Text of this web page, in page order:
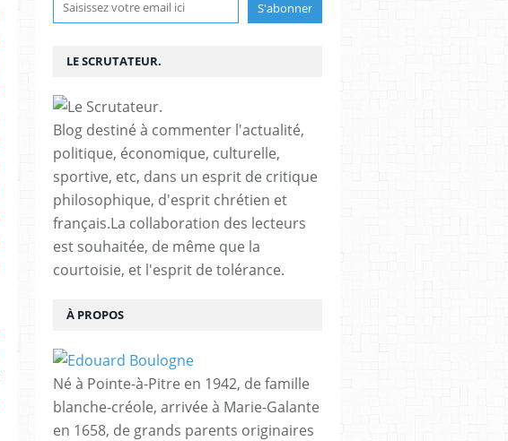
LE SCRUTATEUR.
Blog destiné à commenter l'actualité,
politique, économique, culturelle,
sportive, etc, dans un esprit de critique
philosophique, d'esprit chrétien et
français.La collaboration des lecteurs
est souhaitée, de même que la
courtoisie, et l'esprit de tolérance.
À PROPOS
Né à Pointe-à-Pitre en 1942, de famille
blanche-créole, arrivée à Marie-Galante
en 1658, de grands parents originaires